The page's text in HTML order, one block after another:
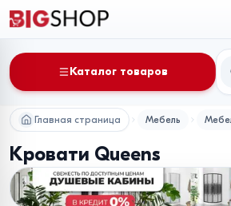
Каталог товаров
Главная страница Мебель
Кровати Queens